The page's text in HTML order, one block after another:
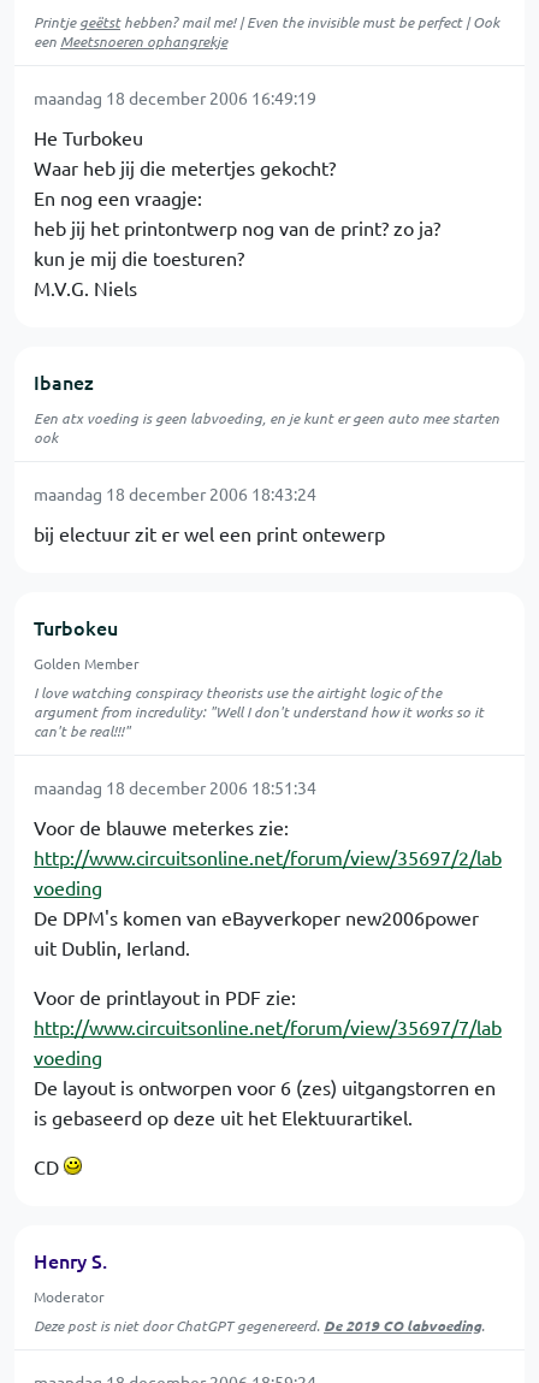
Printjegeëtsthebben? mail me! | Even the invisible must be perfect | Ook
een Meetsnoeren ophangrekje
maandag 18 december 2006 16:49:19
He Turbokeu
Waar heb jij die metertjes gekocht?
En nog een vraagje:
heb jij het printontwerp nog van de print? zo ja?
kun je mij die toesturen?
M.V.G. Niels
Ibanez
Een atx voeding is geen labvoeding, en je kunt er geen auto mee starten
ook
maandag 18 december 2006 18:43:24
bij electuur zit er wel een print ontewerp
Turbokeu
Golden Member
I love watching conspiracy theorists use the airtight logic of the
argument from incredulity: "Well I don't understand how it works so it
can't be real!!!"
maandag 18 december 2006 18:51:34
Voor de blauwe meterkes zie:
http://www.circuitsonline.net/forum/view/35697/2/lab
voeding
De DPM's komen van eBayverkoper new2006power
uit Dublin, Ierland.
Voor de printlayout in PDF zie:
http://www.circuitsonline.net/forum/view/35697/7/lab
voeding
De layout is ontworpen voor 6 (zes) uitgangstorren en
is gebaseerd op deze uit het Elektuurartikel.
CD
Henry S.
Moderator
Deze post is niet door ChatGPT gegenereerd. De 2019 CO labvoeding.